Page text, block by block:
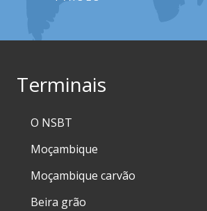
Terminais
O NSBT
Moçambique
Moçambique carvão
Beira grão